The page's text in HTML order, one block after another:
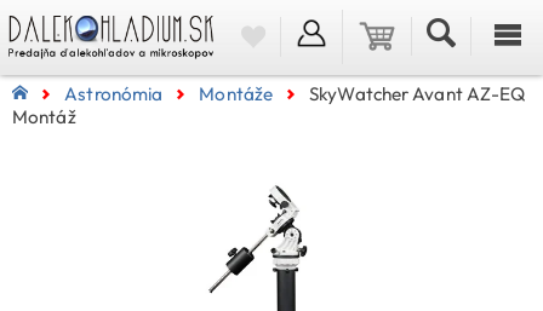
Astronómia Montáže
SkyWatcher Avant AZ-EQ
Montáž